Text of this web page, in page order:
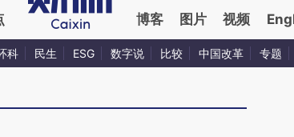
博客 图片 视频
科 民生 ESG 数字说 比较 中国改革 专题